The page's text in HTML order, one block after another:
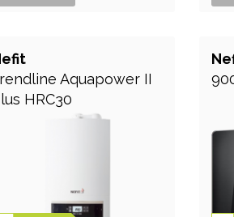
Aquapower II
HRC30